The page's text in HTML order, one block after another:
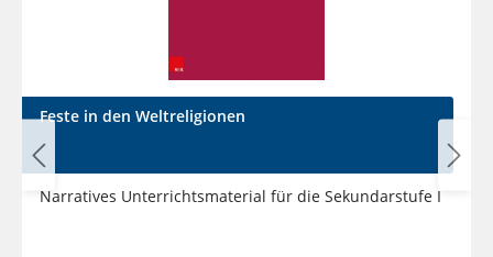
Feste in den Weltreligionen
Narratives Unterrichtsmaterial für die Sekundarstufe I